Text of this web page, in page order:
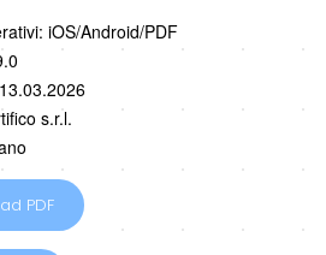
iOS/Android/PDF
s.r.l.
PDF